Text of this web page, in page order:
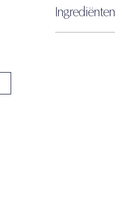
Ingrediënten